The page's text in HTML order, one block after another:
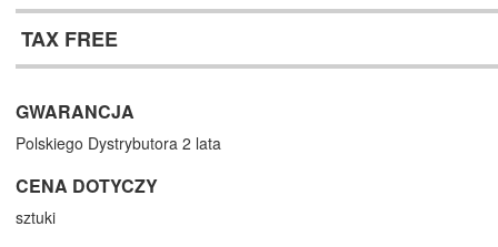
TAX FREE
GWARANCJA
Polskiego Dystrybutora 2 lata
CENA DOTYCZY
sztuki